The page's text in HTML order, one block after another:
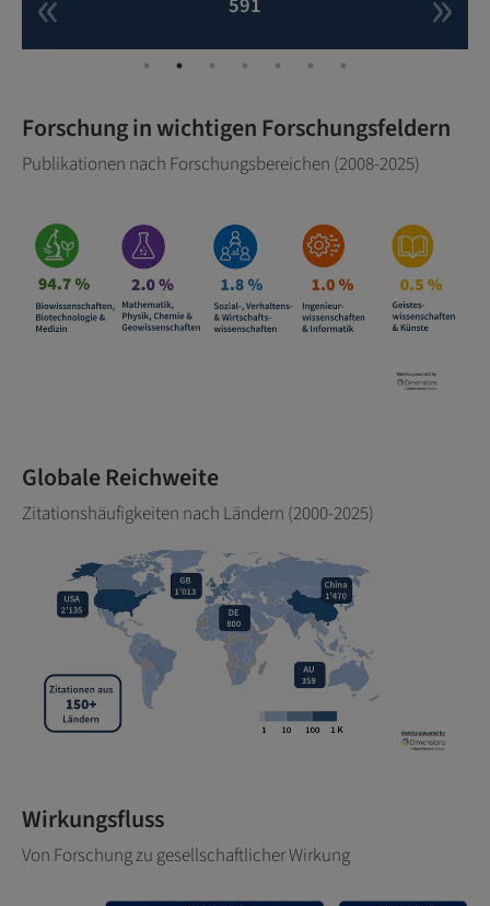
Forschung in wichtigen Forschungsfeldern
Publikationen nach Forschungsbereichen (2008-2025)
Globale Reichweite
Zitationshäufigkeiten nach Ländern (2000-2025)
Wirkungsfluss
Von Forschung zu gesellschaftlicher Wirkung